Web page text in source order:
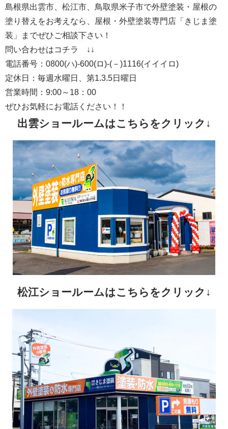
島根県出雲市、松江市、鳥取県米子市で外壁塗装・屋根の
塗り替えをお考えなら、屋根・外壁塗装専門店「きじま塗
装」までぜひご相談下さい！
問い合わせはコチラ ↓↓
電話番号：0800(ハ)-600(ロ)-(－)1116(イイイロ)
定休日：毎週水曜日、第1.3.5日曜日
営業時間：9:00～18：00
ぜひお気軽にお電話ください！！
出雲ショールームはこちらをクリック↓
松江ショールームはこちらをクリック↓